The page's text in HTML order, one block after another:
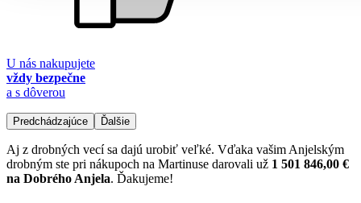
U nás nakupujete
vždy bezpečne
a s dôverou
Predchádzajúce Ďalšie
Aj z drobných vecí sa dajú urobiť veľké. Vďaka vašim Anjelským
drobným ste pri nákupoch na Martinuse darovali už 1 501 846,00 €
na Dobrého Anjela. Ďakujeme!